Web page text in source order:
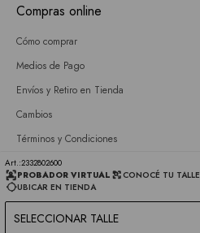
2332802600
PROBADOR VIRTUAL
CONOCÉ TU TALLE
UBICAR EN TIENDA
SELECCIONAR TALLE
Compras online
Cómo comprar
Medios de Pago
Envíos y Retiro en Tienda
Cambios
Términos y Condiciones
GIFT CARD
Empresa
Sobre nosotros